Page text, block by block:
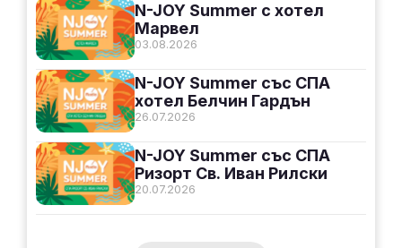
03.08.2026
N-JOY Summer с хотел
Марвел
26.07.2026
N-JOY Summer със СПА
хотел Белчин Гардън
20.07.2026
N-JOY Summer със СПА
Ризорт Св. Иван Рилски